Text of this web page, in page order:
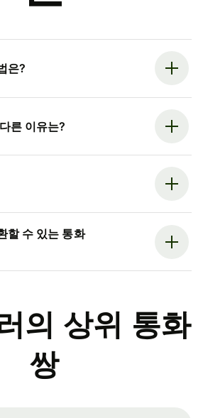
은?
른 이유는?
할 수 있는 통화
의 상위 통화
쌍